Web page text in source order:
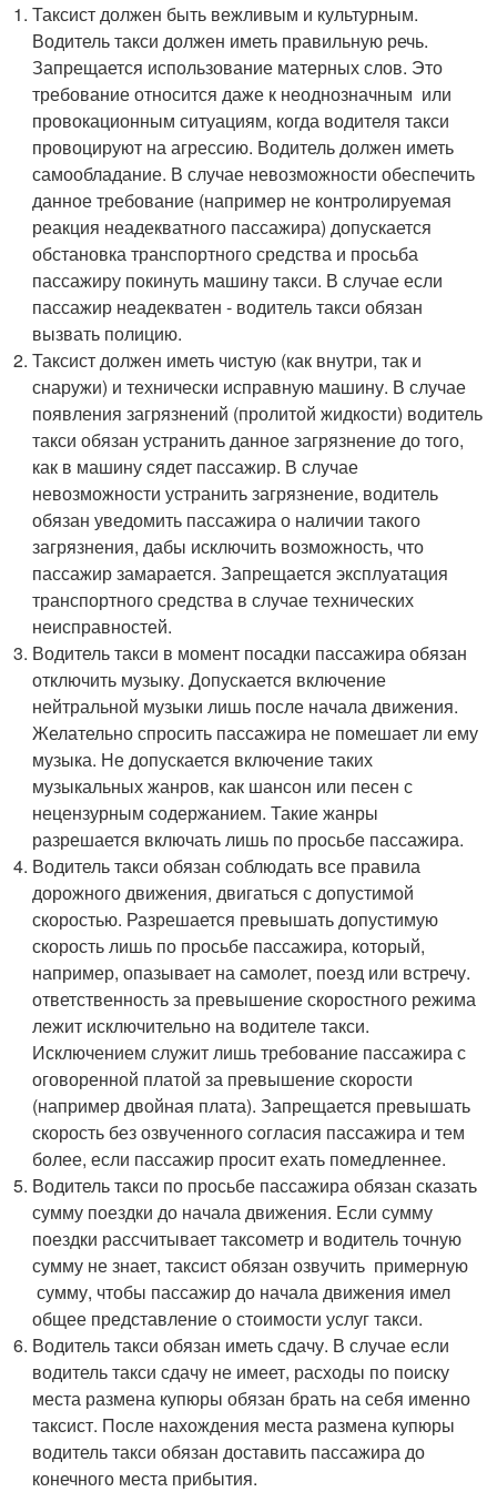
Таксист должен быть вежливым и культурным.
Водитель такси должен иметь правильную речь.
Запрещается использование матерных слов. Это
требование относится даже к неоднозначным или
провокационным ситуациям, когда водителя такси
провоцируют на агрессию. Водитель должен иметь
самообладание. В случае невозможности обеспечить
данное требование (например не контролируемая
реакция неадекватного пассажира) допускается
обстановка транспортного средства и просьба
пассажиру покинуть машину такси. В случае если
пассажир неадекватен - водитель такси обязан
вызвать полицию.
Таксист должен иметь чистую (как внутри, так и
снаружи) и технически исправную машину. В случае
появления загрязнений (пролитой жидкости) водитель
такси обязан устранить данное загрязнение до того,
как в машину сядет пассажир. В случае
невозможности устранить загрязнение, водитель
обязан уведомить пассажира о наличии такого
загрязнения, дабы исключить возможность, что
пассажир замарается. Запрещается эксплуатация
транспортного средства в случае технических
неисправностей.
Водитель такси в момент посадки пассажира обязан
отключить музыку. Допускается включение
нейтральной музыки лишь после начала движения.
Желательно спросить пассажира не помешает ли ему
музыка. Не допускается включение таких
музыкальных жанров, как шансон или песен с
нецензурным содержанием. Такие жанры
разрешается включать лишь по просьбе пассажира.
Водитель такси обязан соблюдать все правила
дорожного движения, двигаться с допустимой
скоростью. Разрешается превышать допустимую
скорость лишь по просьбе пассажира, который,
например, опазывает на самолет, поезд или встречу.
ответственность за превышение скоростного режима
лежит исключительно на водителе такси.
Исключением служит лишь требование пассажира с
оговоренной платой за превышение скорости
(например двойная плата). Запрещается превышать
скорость без озвученного согласия пассажира и тем
более, если пассажир просит ехать помедленнее.
Водитель такси по просьбе пассажира обязан сказать
сумму поездки до начала движения. Если сумму
поездки рассчитывает таксометр и водитель точную
сумму не знает, таксист обязан озвучить примерную
сумму, чтобы пассажир до начала движения имел
общее представление о стоимости услуг такси.
Водитель такси обязан иметь сдачу. В случае если
водитель такси сдачу не имеет, расходы по поиску
места размена купюры обязан брать на себя именно
таксист. После нахождения места размена купюры
водитель такси обязан доставить пассажира до
конечного места прибытия.